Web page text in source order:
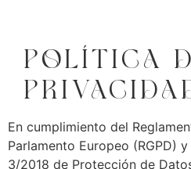
POLÍTICA
En cumplimiento del
Parlamento Europeo (RGPD)
3/2018 de Protección de